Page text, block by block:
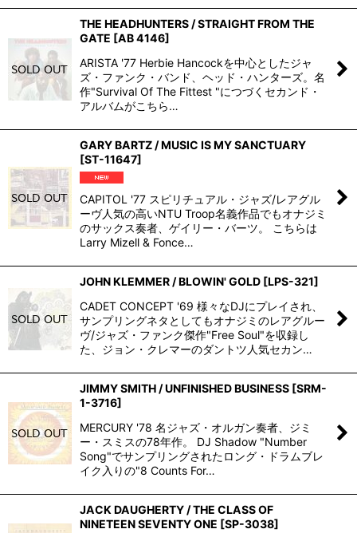
THE HEADHUNTERS / STRAIGHT FROM THE
GATE [AB 4146]
ARISTA '77 Herbie Hancockを中心としたジャ
ズ・ファンク・バンド、ヘッド・ハンターズ。名
作"Survival Of The Fittest "につづくセカンド・
アルバムがこちら…
GARY BARTZ / MUSIC IS MY SANCTUARY
[ST-11647]
CAPITOL '77 スピリチュアル・ジャズ/レアグル
ーヴ人気の高いNTU Troop名義作品でもオナジミ
のサックス奏者、ゲイリー・バーツ。 こちらは
Larry Mizell & Fonce…
JOHN KLEMMER / BLOWIN' GOLD [LPS-321]
CADET CONCEPT '69 様々なDJにプレイされ、
サンプリングネタとしてもオナジミのレアグルー
ヴ/ジャズ・ファンク傑作"Free Soul"を収録し
た、ジョン・クレマーのダントツ人気セカン…
JIMMY SMITH / UNFINISHED BUSINESS [SRM-
1-3716]
MERCURY '78 名ジャズ・オルガン奏者、ジミ
ー・スミスの78年作。 DJ Shadow "Number
Song"でサンプリングされたロング・ドラムブレ
イク入りの"8 Counts For…
JACK DAUGHERTY / THE CLASS OF
NINETEEN SEVENTY ONE [SP-3038]